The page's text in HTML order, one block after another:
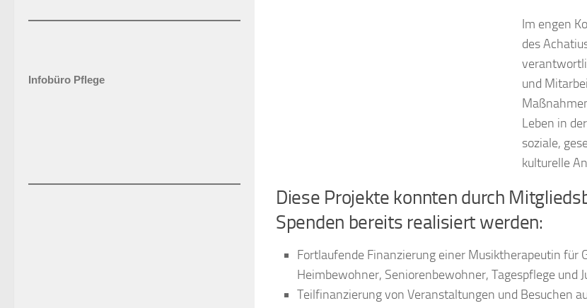
Im engen
des
und
Leben in
soziale,
kulturelle
Diese Projekte konnten durch
Spenden bereits realisiert werden:
Fortlaufende Finanzierung einer Musiktherapeutin für
Heimbewohner, Seniorenbewohner, Tagespflege und
Teilfinanzierung von Veranstaltungen und Besuchen
Infobüro Pflege